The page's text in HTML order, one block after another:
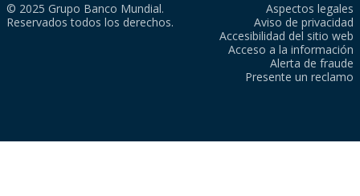
© 2025 Grupo Banco Mundial.
Reservados todos los derechos.
Aspectos legales
Aviso de privacidad
Accesibilidad del sitio web
Acceso a la información
Alerta de fraude
Presente un reclamo